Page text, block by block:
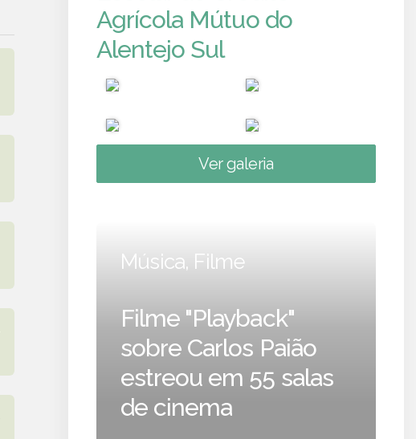
Agrícola Mútuo do
Alentejo Sul
Ver galeria
Música, Filme
Filme "Playback"
sobre Carlos Paião
estreou em 55 salas
de cinema